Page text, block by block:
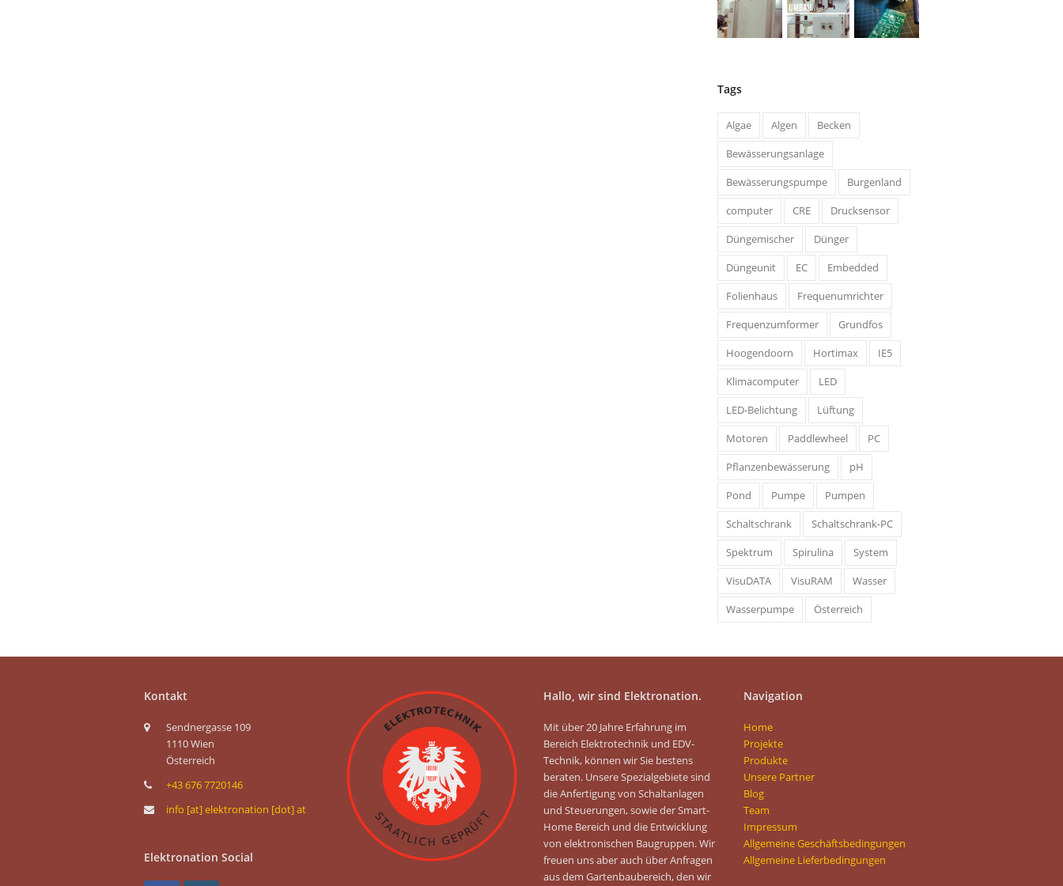
r
o
e
Tags
Algae Algen
Becken
Bewässerungsanlage
Bewässerungspumpe
Burgenland
computer
CRE
Drucksensor
Düngemischer
Dünger
Düngeunit
EC
Embedded
Folienhaus
Frequenumrichter
Frequenzumformer
Grundfos
Hoogendoorn
Hortimax
IE5
Klimacomputer
LED
LED-Belichtung
Lüftung
Motoren
Paddlewheel
PC
Pflanzenbewässerung
pH
Pond
Pumpe
Pumpen
Schaltschrank
Schaltschrank-PC
Spektrum
Spirulina
System
VisuDATA
VisuRAM
Wasser
Wasserpumpe
Österreich
Kontakt
Sendnergasse 109
1110 Wien
Österreich
+43 676 7720146
info [at] elektronation [dot] at
Elektronation Social
Hallo, wir sind Elektronation.
Mit über 20 Jahre Erfahrung im
Bereich Elektrotechnik und EDV-
Technik, können wir Sie bestens
beraten. Unsere Spezialgebiete sind
die Anfertigung von Schaltanlagen
und Steuerungen, sowie der Smart-
Home Bereich und die Entwicklung
von elektronischen Baugruppen. Wir
freuen uns aber auch über Anfragen
aus dem Gartenbaubereich, den wir
Navigation
Home
Projekte
Produkte
Unsere Partner
Blog
Team
Impressum
Allgemeine Geschäftsbedingungen
Allgemeine Lieferbedingungen